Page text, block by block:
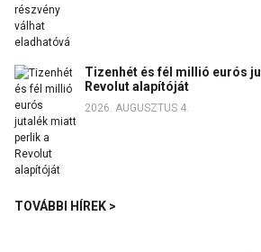
Tizenhét és fél millió eurós
Revolut alapítóját
2026. AUGUSZTUS 4.
TOVÁBBI HÍREK >